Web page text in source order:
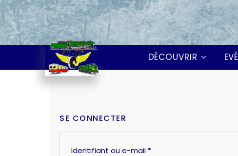
DÉCOUVRIR
SE CONNECTER
Identifiant ou e-mail *